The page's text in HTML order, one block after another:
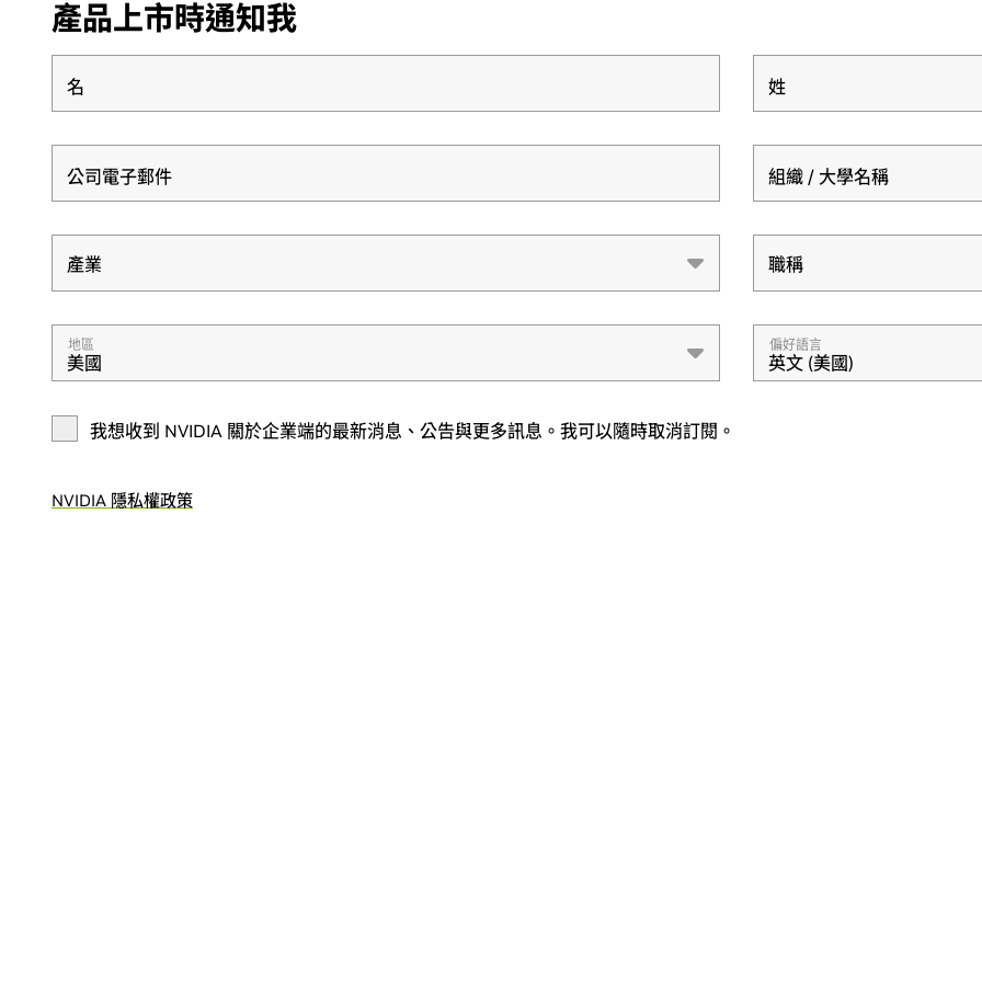
產品上市時通知我
名 姓
公司電子郵件 組織 / 大學名稱
產業
產業 職稱
職稱
地區
美國
偏好語言
英文 (美國)
我想收到 NVIDIA 關於企業端的最新消息、公告與更多訊息。我可以隨時取消訂閱。
NVIDIA 隱私權政策